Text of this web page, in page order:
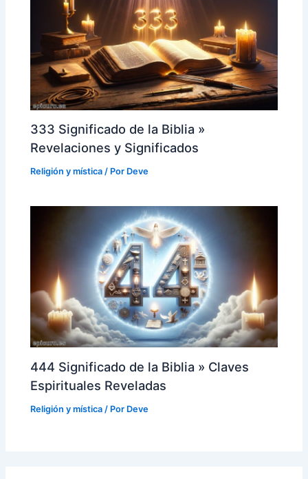
333 Significado de la Biblia »
Revelaciones y Significados
Religión y mística / Por Deve
444 Significado de la Biblia » Claves
Espirituales Reveladas
Religión y mística / Por Deve